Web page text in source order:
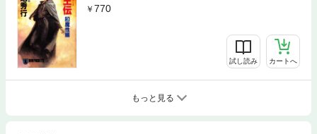
770
試し読み カートへ
もっと見る